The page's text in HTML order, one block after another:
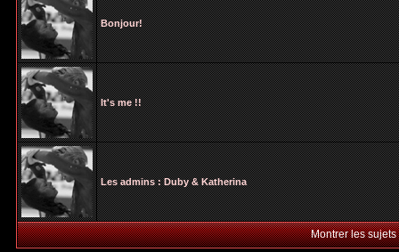
Bonjour!
It's me !!
Les admins : Duby & Katherina
Montrer les